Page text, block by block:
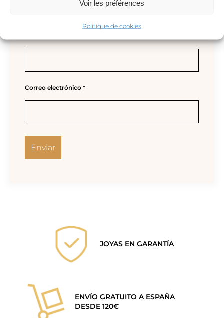
Voir les préférences
Politique de cookies
Correo electrónico *
JOYAS EN GARANTÍA
ENVÍO GRATUITO A ESPAÑA
DESDE 120€